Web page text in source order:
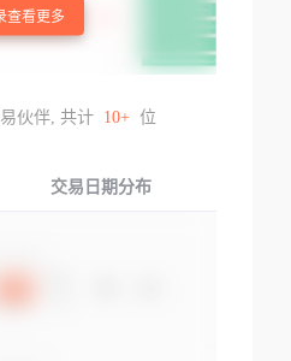
查看更多
伙伴, 共计 10+ 位
交易日期分布